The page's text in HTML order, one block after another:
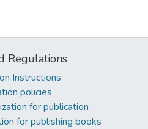
Regulations
Instructions
policies
for publication
for publishing books